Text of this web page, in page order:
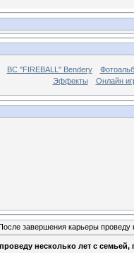
BC "FIREBALL" Bendery
Эффекты
Онлайн
завершения карьеры проведу
несколько лет с семьей,